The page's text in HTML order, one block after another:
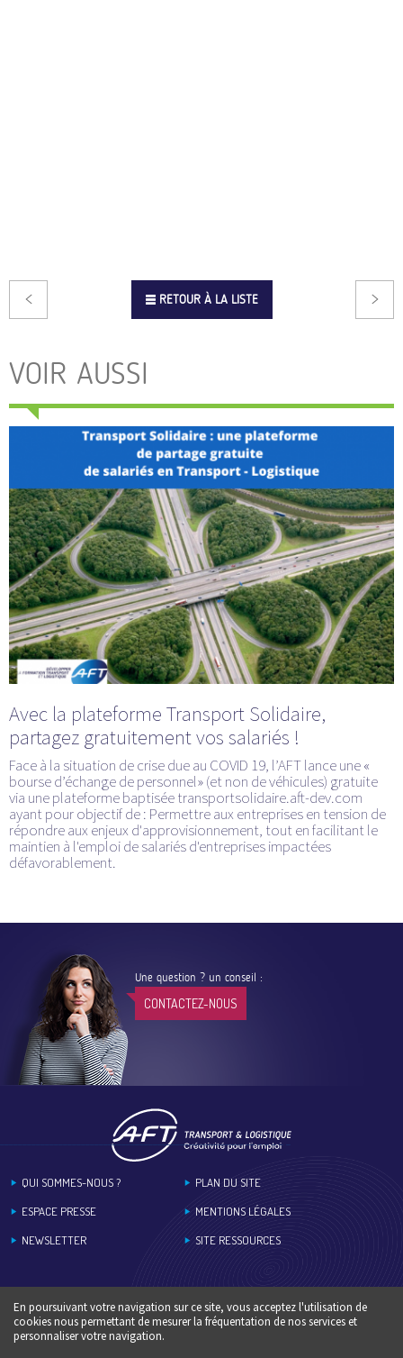
RETOUR À LA LISTE
VOIR AUSSI
Avec la plateforme Transport Solidaire,
partagez gratuitement vos salariés !
Face à la situation de crise due au COVID 19, l’AFT lance une «
bourse d’échange de personnel» (et non de véhicules) gratuite
via une plateforme baptisée transportsolidaire.aft-dev.com
ayant pour objectif de : Permettre aux entreprises en tension de
répondre aux enjeux d'approvisionnement, tout en facilitant le
maintien à l'emploi de salariés d'entreprises impactées
défavorablement.
Une question ? un conseil :
CONTACTEZ-NOUS
QUI SOMMES-NOUS ?
ESPACE PRESSE
NEWSLETTER
PLAN DU SITE
MENTIONS LÉGALES
SITE RESSOURCES
En poursuivant votre navigation sur ce site, vous acceptez l'utilisation de
cookies nous permettant de mesurer la fréquentation de nos services et
personnaliser votre navigation.